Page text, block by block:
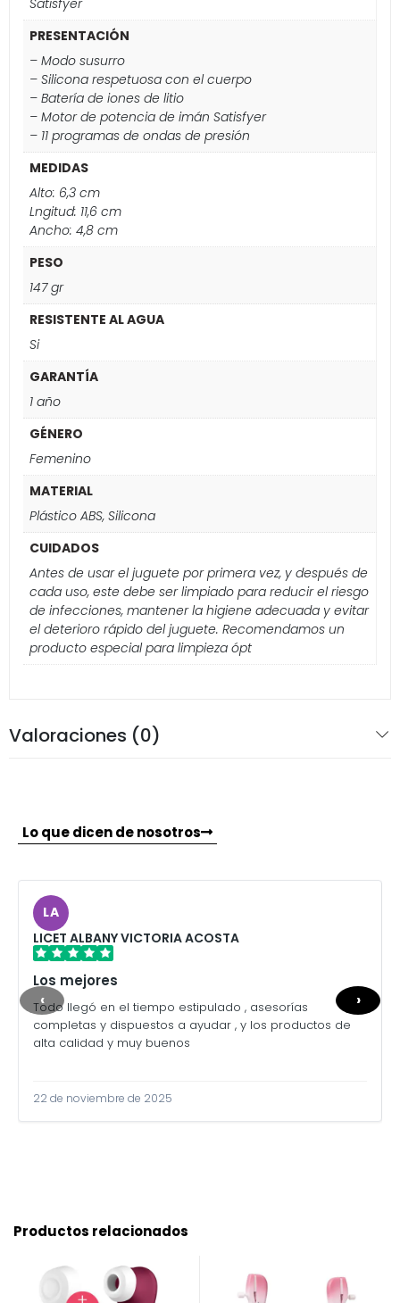
Satisfyer
PRESENTACIÓN
– Modo susurro
– Silicona respetuosa con el cuerpo
– Batería de iones de litio
– Motor de potencia de imán Satisfyer
– 11 programas de ondas de presión
MEDIDAS
Alto: 6,3 cm
Lngitud: 11,6 cm
Ancho: 4,8 cm
PESO
147 gr
RESISTENTE AL AGUA
Si
GARANTÍA
1 año
GÉNERO
Femenino
MATERIAL
Plástico ABS, Silicona
CUIDADOS
Antes de usar el juguete por primera vez, y después de
cada uso, este debe ser limpiado para reducir el riesgo
de infecciones, mantener la higiene adecuada y evitar
el deterioro rápido del juguete. Recomendamos un
producto especial para limpieza ópt
Valoraciones (0)
Lo que dicen de nosotros
LA
LICET ALBANY VICTORIA ACOSTA
Los mejores
Todo llegó en el tiempo estipulado , asesorías
completas y dispuestos a ayudar , y los productos de
alta calidad y muy buenos
22 de noviembre de 2025
‹ ›
Productos relacionados